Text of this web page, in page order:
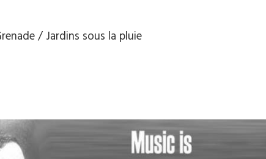
/ Jardins sous la pluie